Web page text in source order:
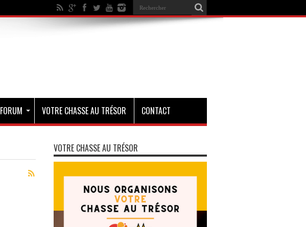
FORUM VOTRE CHASSE AU TRÉSOR CONTACT
VOTRE CHASSE AU TRÉSOR